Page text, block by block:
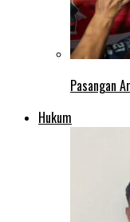
Pasangan
Hukum